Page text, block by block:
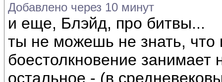
Добавлено через 10 минут
и еще, Блэйд, про битвы...
ты не можешь не знать, что
боестолкновение
остальное - (в